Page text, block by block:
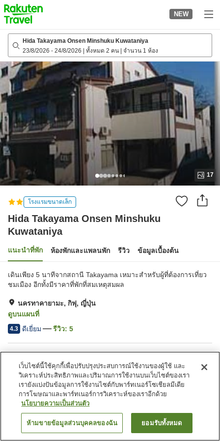
to
top
page
NEW
Hida Takayama Onsen Minshuku Kuwataniya
23/8/2026 - 24/8/2026 ทั้งหมด 2 คน จำนวน 1 ห้อง
17
โรงแรมขนาดเล็ก
Hida Takayama Onsen Minshuku
Kuwataniya
แนะนำที่พัก ห้องพักและแพลนพัก รีวิว ข้อมูลเบื้องต้น
เดินเพียง 5 นาทีจากสถานี Takayama เหมาะสำหรับผู้ที่ต้องการเที่ยว
ชมเมือง อีกทั้งมีราคาที่พักที่สมเหตุสมผล
นครทาคายามะ, กิฟุ, ญี่ปุ่น
ดูบนแผนที่
4.3 ดีเยี่ยม รีวิว: 5
Wi-Fi
ที่จอดรถ
เดินห้านาทีถึงสถานี
บ่อน้ำพุร้อนภายในอาคาร
หน้าแรก ญี่ปุ่น กิฟุ
นครทาคายามะ
Hida Takayama Onsen Minshuku Kuwataniya
ค้นหาห้องพัก
เว็บไซต์นี้ใช้คุกกี้เพื่อปรับปรุงประสบการณ์ใช้งานของผู้ใช้ และ
วิเคราะห์ประสิทธิภาพและปริมาณการใช้งานบนเว็บไซต์ของเรา
เรายังแบ่งปันข้อมูลการใช้งานไซต์กับพาร์ทเนอร์โซเชียลมีเดีย
การโฆษณาและพาร์ทเนอร์การวิเคราะห์ของเราอีกด้วย
นโยบายความเป็นส่วนตัว
ห้ามขายข้อมูลส่วนบุคคลของฉัน ยอมรับทั้งหมด